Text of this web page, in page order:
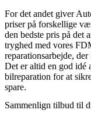
For det andet giver
priser på forskellige
den bedste pris på det
tryghed med vores
reparationsarbejde,
Det er altid en god idé
bilreparation for at
spare.
Sammenlign tilbud til